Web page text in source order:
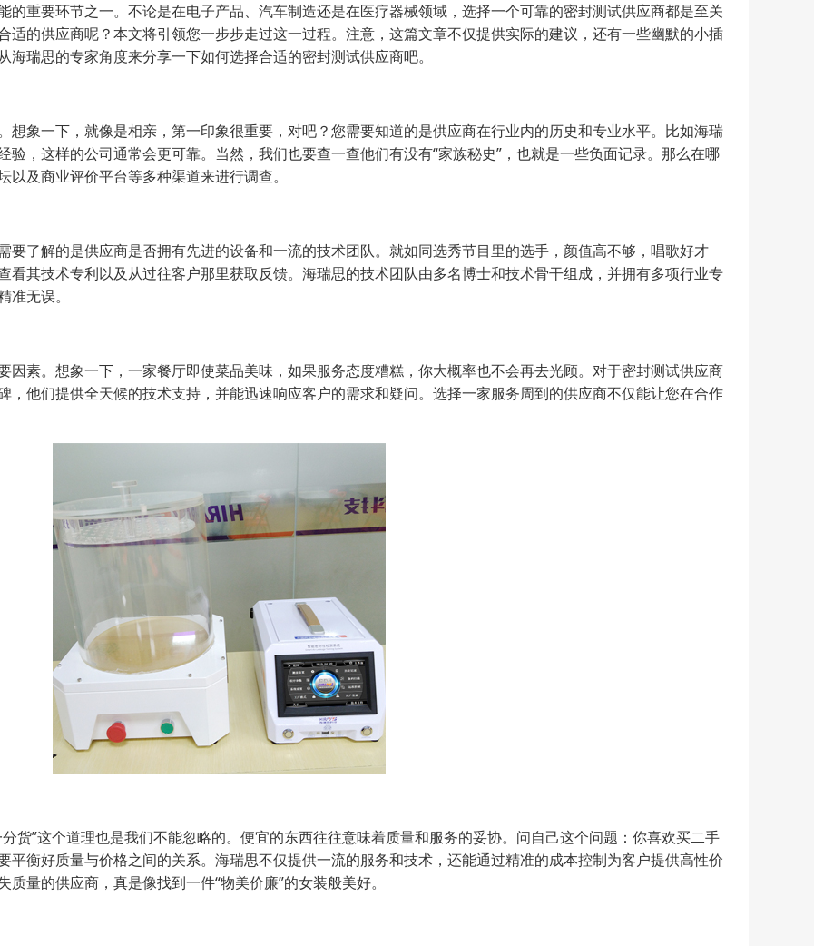
的重要环节之一。不论是在电子产品、汽车制造还是在医疗器械领域，选择一个可靠的密封测试供应商都是至关
适的供应商呢？本文将引领您一步步走过这一过程。注意，这篇文章不仅提供实际的建议，还有一些幽默的小插
瑞思的专家角度来分享一下如何选择合适的密封测试供应商吧。
想象一下，就像是相亲，第一印象很重要，对吧？您需要知道的是供应商在行业内的历史和专业水平。比如海瑞
，这样的公司通常会更可靠。当然，我们也要查一查他们有没有“家族秘史”，也就是一些负面记录。那么在哪
及商业评价平台等多种渠道来进行调查。
要了解的是供应商是否拥有先进的设备和一流的技术团队。就如同选秀节目里的选手，颜值高不够，唱歌好才
看其技术专利以及从过往客户那里获取反馈。海瑞思的技术团队由多名博士和技术骨干组成，并拥有多项行业专
无误。
因素。想象一下，一家餐厅即使菜品美味，如果服务态度糟糕，你大概率也不会再去光顾。对于密封测试供应商
，他们提供全天候的技术支持，并能迅速响应客户的需求和疑问。选择一家服务周到的供应商不仅能让您在合作
货”这个道理也是我们不能忽略的。便宜的东西往往意味着质量和服务的妥协。问自己这个问题：你喜欢买二手
平衡好质量与价格之间的关系。海瑞思不仅提供一流的服务和技术，还能通过精准的成本控制为客户提供高性价
量的供应商，真是像找到一件“物美价廉”的女装般美好。